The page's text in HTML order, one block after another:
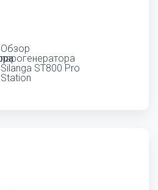
Обзор
парогенератора
Silanga ST800 Pro
Station